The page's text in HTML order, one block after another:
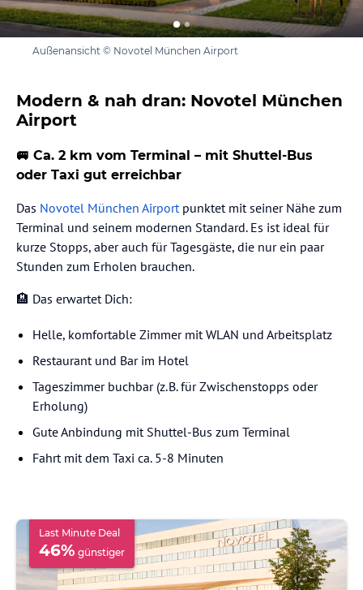
Außenansicht © Novotel München Airport
Modern & nah dran: Novotel München
Airport
🚐 Ca. 2 km vom Terminal – mit Shuttel-Bus
oder Taxi gut erreichbar
Das Novotel München Airport punktet mit seiner Nähe zum
Terminal und seinem modernen Standard. Es ist ideal für
kurze Stopps, aber auch für Tagesgäste, die nur ein paar
Stunden zum Erholen brauchen.
🏨 Das erwartet Dich:
Helle, komfortable Zimmer mit WLAN und Arbeitsplatz
Restaurant und Bar im Hotel
Tageszimmer buchbar (z. B. für Zwischenstopps oder
Erholung)
Gute Anbindung mit Shuttel-Bus zum Terminal
Fahrt mit dem Taxi ca. 5-8 Minuten
Last Minute Deal
46% günstiger